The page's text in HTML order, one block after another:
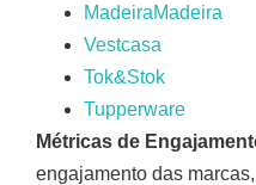
MadeiraMadeira
Vestcasa
Tok&Stok
Tupperware
Métricas de
engajamento das